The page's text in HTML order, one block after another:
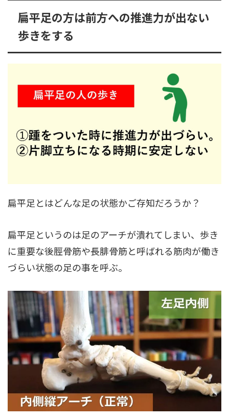
扁平足の方は前方への推進力が出ない
歩きをする
扁平足とはどんな足の状態かご存知だろうか？
扁平足というのは足のアーチが潰れてしまい、歩き
に重要な後脛骨筋や長腓骨筋と呼ばれる筋肉が働き
づらい状態の足の事を呼ぶ。